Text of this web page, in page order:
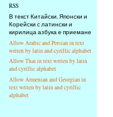
RSS
В текст Китайски, Японски и
Корейски с латински и
кирилица азбука е приемане
Allow Arabic and Persian in text
writen by latin and cyrillic alphabet
Allow Thai in text writen by latin
and cyrillic alphabet
Allow Armenian and Georgian in
text writen by latin and cyrillic
alphabet